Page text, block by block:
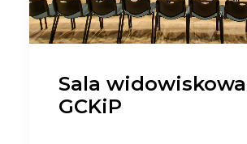
Sala widowiskowa
GCKiP